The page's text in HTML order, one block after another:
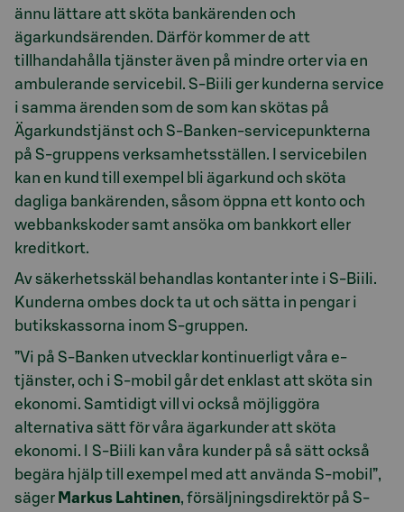
ännu lättare att sköta bankärenden och
ägarkundsärenden. Därför kommer de att
tillhandahålla tjänster även på mindre orter via en
ambulerande servicebil. S-Biili ger kunderna service
i samma ärenden som de som kan skötas på
Ägarkundstjänst och S-Banken-servicepunkterna
på S-gruppens verksamhetsställen. I servicebilen
kan en kund till exempel bli ägarkund och sköta
dagliga bankärenden, såsom öppna ett konto och
webbankskoder samt ansöka om bankkort eller
kreditkort.
Av säkerhetsskäl behandlas kontanter inte i S-Biili.
Kunderna ombes dock ta ut och sätta in pengar i
butikskassorna inom S-gruppen.
”Vi på S-Banken utvecklar kontinuerligt våra e-
tjänster, och i S-mobil går det enklast att sköta sin
ekonomi. Samtidigt vill vi också möjliggöra
alternativa sätt för våra ägarkunder att sköta
ekonomi. I S-Biili kan våra kunder på så sätt också
begära hjälp till exempel med att använda S-mobil”,
säger Markus Lahtinen, försäljningsdirektör på S-